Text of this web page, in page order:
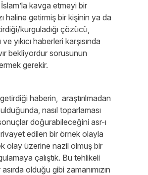
kavga etmeyi bir
haline getirmiş bir kişinin ya da
kurguladığı çözücü,
yıkıcı haberleri karşısında
bekliyordur sorusunun
gerekir.
getirdiği haberin, araştırılmadan
nasıl toparlaması
sonuçlar doğurabileceğini asr-ı
edilen bir örnek olayla
olay üzerine nazil olmuş bir
çalıştık. Bu tehlikeli
olduğu gibi zamanımızın